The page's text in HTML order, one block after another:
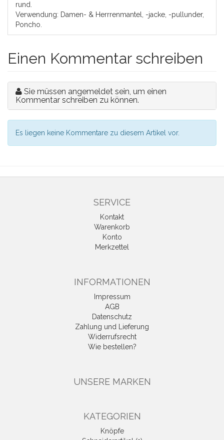
rund.
Verwendung: Damen- & Herrrenmantel, -jacke, -pullunder,
Poncho.
Einen Kommentar schreiben
Sie müssen angemeldet sein, um einen
Kommentar schreiben zu können.
Es liegen keine Kommentare zu diesem Artikel vor.
SERVICE
Kontakt
Warenkorb
Konto
Merkzettel
INFORMATIONEN
Impressum
AGB
Datenschutz
Zahlung und Lieferung
Widerrufsrecht
Wie bestellen?
UNSERE MARKEN
KATEGORIEN
Knöpfe